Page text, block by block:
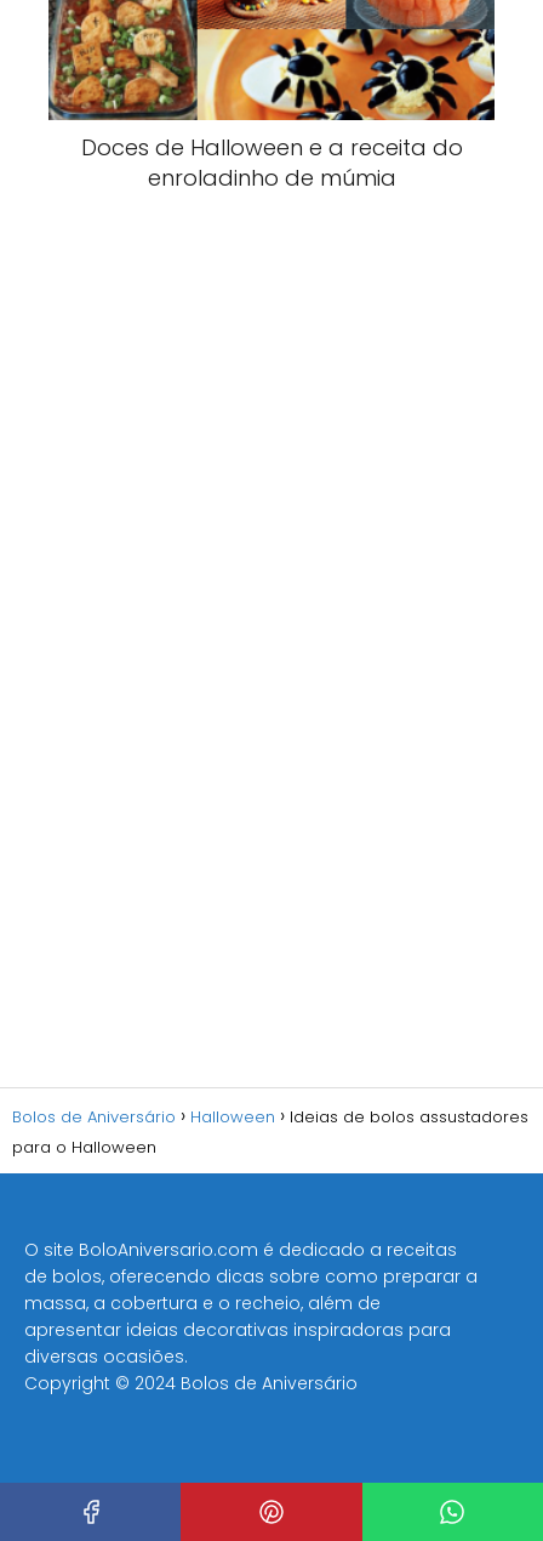
Doces de Halloween e a receita do
enroladinho de múmia
Bolos de Aniversário Halloween
Ideias de bolos assustadores
para o Halloween
O site BoloAniversario.com é dedicado a receitas
de bolos, oferecendo dicas sobre como preparar a
massa, a cobertura e o recheio, além de
apresentar ideias decorativas inspiradoras para
diversas ocasiões​.
Copyright © 2024 Bolos de Aniversário
Segue o Bolos de Aniversário
Pinterest
Google Noticias.